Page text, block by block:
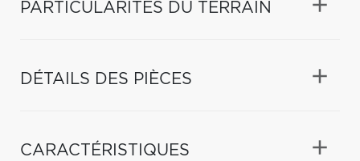
PARTICULARITÉS DU TERRAIN
DÉTAILS DES PIÈCES
CARACTÉRISTIQUES